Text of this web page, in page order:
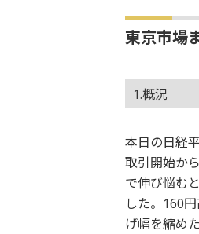
東京市場
1.概況
本日の日経
取引開始か
で伸び悩む
した。160
げ幅を縮め